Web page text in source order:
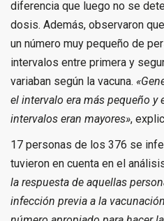
diferencia que luego no se
dosis. Además, observaron
un número muy pequeño de
intervalos entre primera y
variaban según la vacuna.
el intervalo era más pequeño y
intervalos eran mayores»,
17 personas de los 376 se
tuvieron en cuenta en el
la respuesta de aquellas
infección previa a la